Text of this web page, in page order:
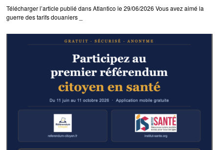
Télécharger l’article publié dans Atlantico le 29/06/2026 Vous avez aimé la
guerre des tarifs douaniers _